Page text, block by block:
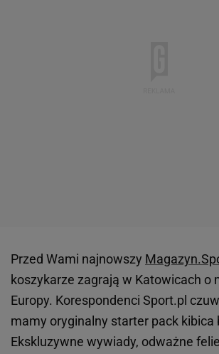
Przed Wami najnowszy
koszykarze zagrają w Katowicach o
Europy. Korespondenci Sport.pl
mamy oryginalny starter pack kibica
Ekskluzywne wywiady, odważne